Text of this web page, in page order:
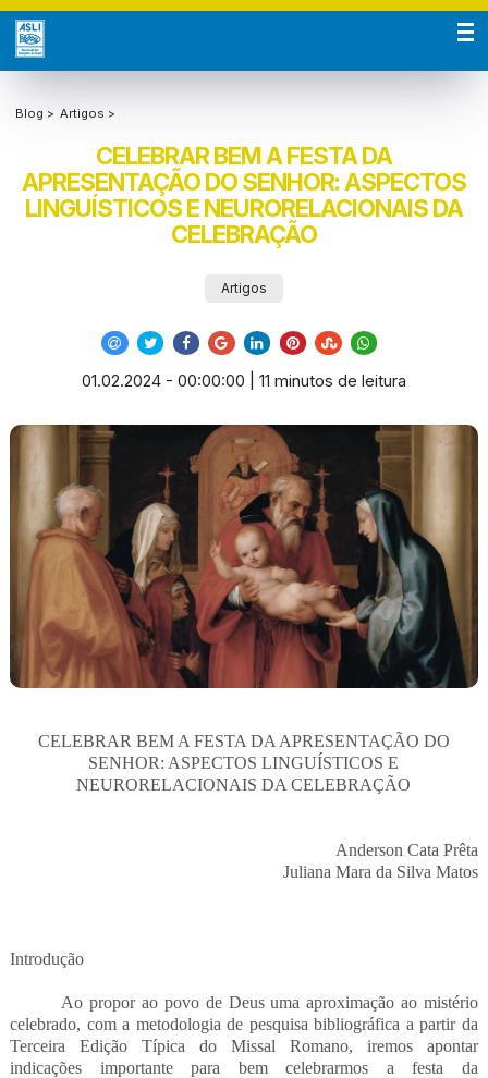
Blog > Artigos >
CELEBRAR BEM A FESTA DA
APRESENTAÇÃO DO SENHOR: ASPECTOS
LINGUÍSTICOS E NEURORELACIONAIS DA
CELEBRAÇÃO
Artigos
01.02.2024 - 00:00:00 | 11 minutos de leitura
CELEBRAR BEM A FESTA DA APRESENTAÇÃO DO
SENHOR: ASPECTOS LINGUÍSTICOS E
NEURORELACIONAIS DA CELEBRAÇÃO
Anderson Cata Prêta
Juliana Mara da Silva Matos
Introdução
Ao propor ao povo de Deus uma aproximação ao mistério
celebrado, com a metodologia de pesquisa bibliográfica a partir da
Terceira Edição Típica do Missal Romano, iremos apontar
indicações importante para bem celebrarmos a festa da